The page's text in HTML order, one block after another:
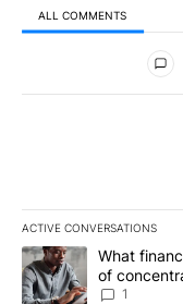
ALL COMMENTS
All Comments
ACTIVE CONVERSATIONS
The following is a list
A trending article
What
of
1